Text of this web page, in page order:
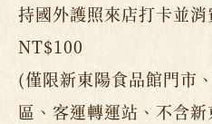
持國外護照來店打卡並
NT$100
(僅限新東陽食品館門市
區、客運轉運站、不含